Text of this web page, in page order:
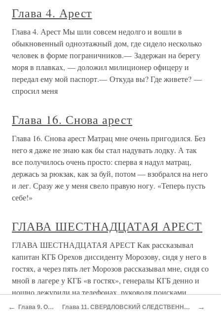
Глава 4. Арест
Глава 4. Арест Мы шли совсем недолго и вошли в
обыкновенный одноэтажный дом, где сидело несколько
человек в форме пограничников.— Задержан на берегу
моря в плавках, — доложил милиционер офицеру и
передал ему мой паспорт.— Откуда вы? Где живете? —
спросил меня
Глава 16. Снова арест
Глава 16. Снова арест Матрац мне очень пригодился. Без
него я даже не знаю как бы стал надувать лодку. А так
все получилось очень просто: сперва я надул матрац,
держась за рюкзак, как за буй, потом — взобрался на него
и лег. Сразу же у меня свело правую ногу. «Теперь пусть
себе!»
ГЛАВА ШЕСТНАДЦАТАЯ АРЕСТ
ГЛАВА ШЕСТНАДЦАТАЯ АРЕСТ Как рассказывал
капитан КГБ Орехов диссиденту Морозову, сидя у него в
гостях, а через пять лет Морозов рассказывал мне, сидя со
мной в лагере у КГБ «в гостях», генералы КГБ денно и
нощно дежурили на телефонах, руководя поисками
Орлова. Хотя,
← Глава 9. ОЖИДАНИЕ Глава 11. СВЕРДЛОВСКИЙ СЛЕДСТВЕННЫЙ ИЗОЛЯТОР: «НА СПЕЦУ» →